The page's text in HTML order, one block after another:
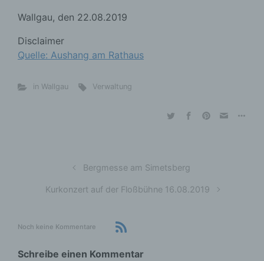
Wallgau, den 22.08.2019
Disclaimer
Quelle: Aushang am Rathaus
in Wallgau Verwaltung
Bergmesse am Simetsberg
Kurkonzert auf der Floßbühne 16.08.2019
Noch keine Kommentare
Schreibe einen Kommentar